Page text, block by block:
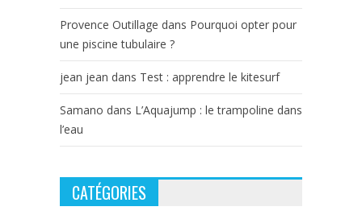
Provence Outillage dans Pourquoi opter pour
une piscine tubulaire ?
jean jean dans Test : apprendre le kitesurf
Samano dans L’Aquajump : le trampoline dans
l’eau
CATÉGORIES